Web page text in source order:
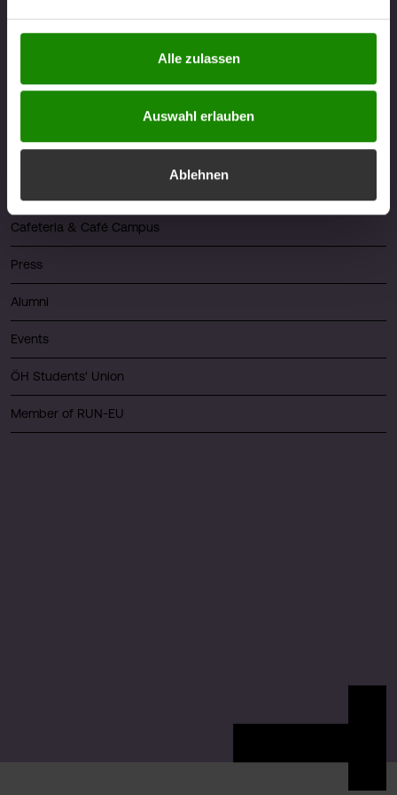
Sie unterhttps://www.fhv.at/datenschutz
Alle zulassen
Auswahl erlauben
Ablehnen
Career
Cafeteria & Café Campus
Press
Alumni
Events
ÖH Students' Union
Member of RUN-EU